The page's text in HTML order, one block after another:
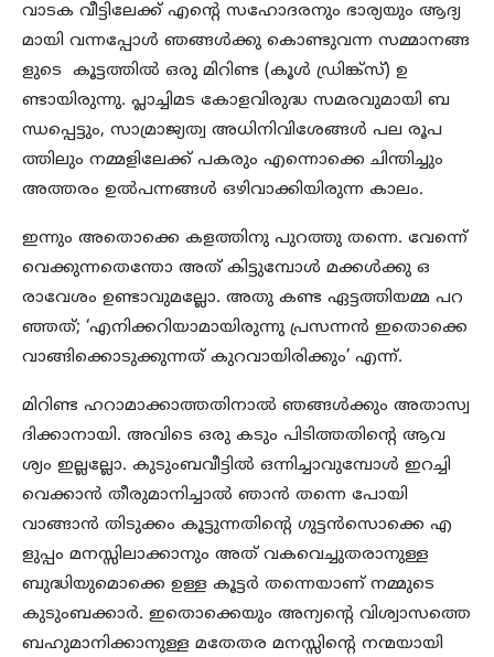
വാടക വീട്ടിലേക്ക് എന്റെ സഹോദരനും ഭാര്യയും ആദ്യ
മായി വന്നപ്പോള്‍ ഞങ്ങള്‍ക്കു കൊണ്ടുവന്ന സമ്മാനങ്ങ
ളുടെ കൂട്ടത്തില്‍ ഒരു മിറിണ്ട (കൂള്‍ ഡ്രിങ്ക്‌സ്) ഉ
ണ്ടായിരുന്നു. പ്ലാച്ചിമട കോളവിരുദ്ധ സമരവുമായി ബ
ന്ധപ്പെട്ടും, സാമ്രാജ്യത്വ അധിനിവിശേങ്ങള്‍ പല രൂപ
ത്തിലും നമ്മളിലേക്ക് പകരും എന്നൊക്കെ ചിന്തിച്ചും
അത്തരം ഉല്‍പന്നങ്ങള്‍ ഒഴിവാക്കിയിരുന്ന കാലം.
ഇന്നും അതൊക്കെ കളത്തിനു പുറത്തു തന്നെ. വേന്നെ്
വെക്കുന്നതെന്തോ അത് കിട്ടുമ്പോള്‍ മക്കള്‍ക്കു ഒ
രാവേശം ഉണ്ടാവുമല്ലോ. അതു കണ്ട ഏട്ടത്തിയമ്മ പറ
ഞ്ഞത്; ‘എനിക്കറിയാമായിരുന്നു പ്രസന്നന്‍ ഇതൊക്കെ
വാങ്ങിക്കൊടുക്കുന്നത് കുറവായിരിക്കും’ എന്ന്.
മിറിണ്ട ഹറാമാക്കാത്തതിനാല്‍ ഞങ്ങള്‍ക്കും അതാസ്വ
ദിക്കാനായി. അവിടെ ഒരു കടും പിടിത്തതിന്റെ ആവ
ശ്യം ഇല്ലല്ലോ. കുടുംബവീട്ടില്‍ ഒന്നിച്ചാവുമ്പോള്‍ ഇറച്ചി
വെക്കാന്‍ തീരുമാനിച്ചാല്‍ ഞാന്‍ തന്നെ പോയി
വാങ്ങാന്‍ തിടുക്കം കൂട്ടുന്നതിന്റെ ഗുട്ടന്‍സൊക്കെ എ
ളുപ്പം മനസ്സിലാക്കാനും അത് വകവെച്ചുതരാനുള്ള
ബുദ്ധിയുമൊക്കെ ഉള്ള കൂട്ടര്‍ തന്നെയാണ് നമ്മുടെ
കുടുംബക്കാര്‍. ഇതൊക്കെയും അന്യന്റെ വിശ്വാസത്തെ
ബഹുമാനിക്കാനുള്ള മതേതര മനസ്സിന്റെ നന്മയായി